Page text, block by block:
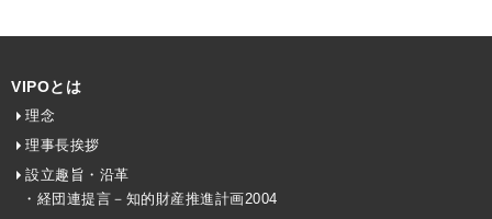
VIPOとは
理念
理事長挨拶
設立趣旨・沿革
・経団連提言－知的財産推進計画2004